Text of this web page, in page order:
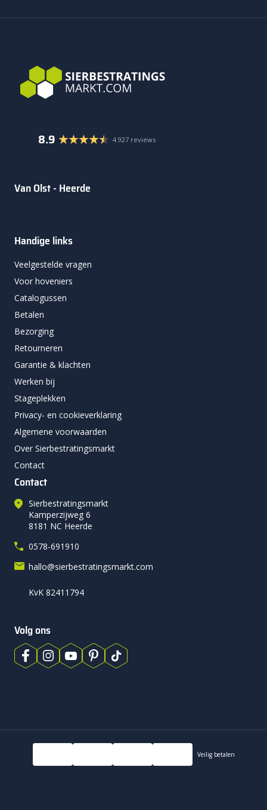
8.9 4.927 reviews
Van Olst - Heerde
Handige links
Veelgestelde vragen
Voor hoveniers
Catalogussen
Betalen
Bezorging
Retourneren
Garantie & klachten
Werken bij
Stageplekken
Privacy- en cookieverklaring
Algemene voorwaarden
Over Sierbestratingsmarkt
Contact
Contact
Sierbestratingsmarkt
Kamperzijweg 6
8181 NC Heerde
0578-691910
hallo@sierbestratingsmarkt.com
KvK 82411794
Volg ons
Veilig betalen